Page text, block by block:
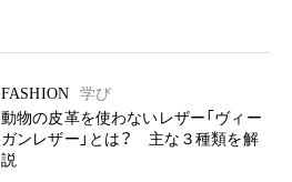
FASHION
学び
動物の皮革を使わないレザー「ヴィー
ガンレザー」とは？ 主な３種類を解
説